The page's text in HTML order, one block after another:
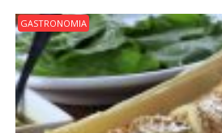
GASTRONOMIA